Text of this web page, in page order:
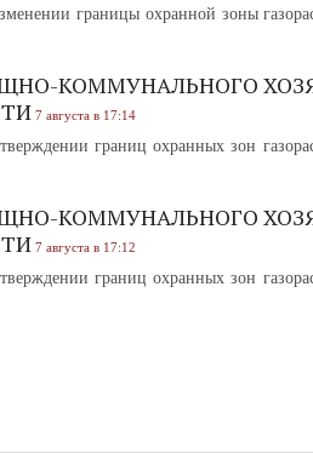
границы охранной зоны
КОММУНАЛЬНОГО
7 августа в 17:14
границ охранных зон
КОММУНАЛЬНОГО
7 августа в 17:12
границ охранных зон